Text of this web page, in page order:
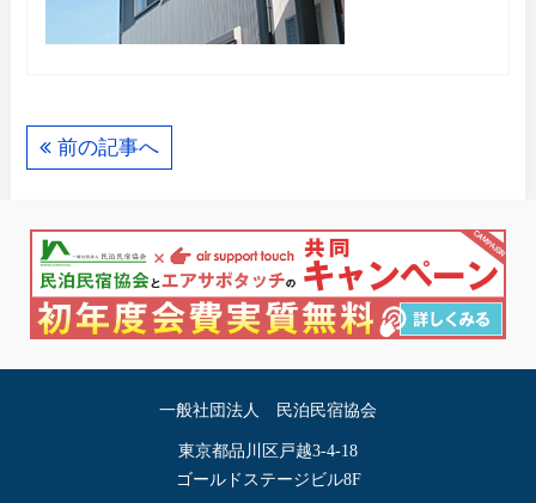
前の記事へ
一般社団法人 民泊民宿協会
東京都品川区戸越3-4-18
ゴールドステージビル8F